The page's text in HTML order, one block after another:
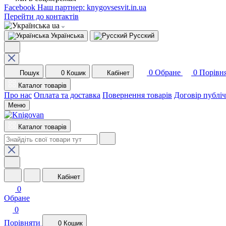
Facebook Наш партнер: knygovsesvit.in.ua
Перейти до контактів
ua
Українська Русский
Пошук 0 Кошик Кабінет 0 Обране 0
Каталог товарів
Про нас Оплата та доставка Повернення товарів Договір
Меню
Каталог товарів
Кабінет
0
Обране
0
Порівняти
0 Кошик